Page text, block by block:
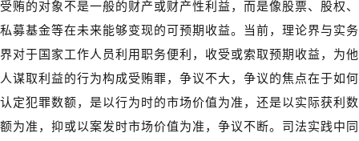
受贿的对象不是一般的财产或财产性利益，而是像股票、股权、
私募基金等在未来能够变现的可预期收益。当前，理论界与实务
界对于国家工作人员利用职务便利，收受或索取预期收益，为他
人谋取利益的行为构成受贿罪，争议不大，争议的焦点在于如何
认定犯罪数额，是以行为时的市场价值为准，还是以实际获利数
额为准，抑或以案发时市场价值为准，争议不断。司法实践中同